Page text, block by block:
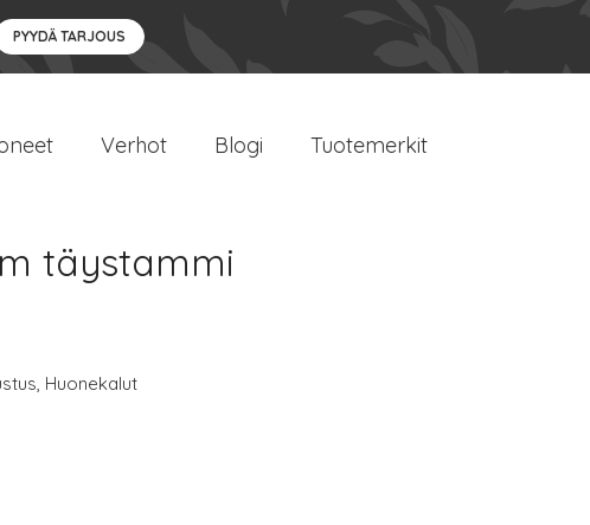
PYYDÄ TARJOUS
Verhot Blogi Tuotemerkit
täystammi
, Huonekalut